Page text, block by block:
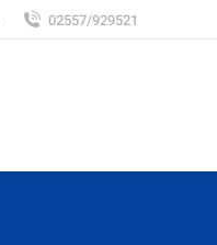
02557/929521